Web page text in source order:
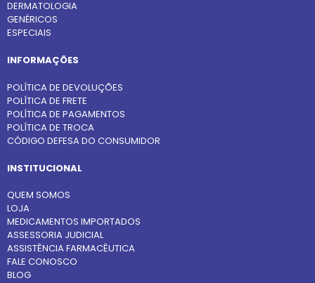
DERMATOLOGIA
GENÉRICOS
ESPECIAIS
INFORMAÇÕES
POLÍTICA DE DEVOLUÇÕES
POLÍTICA DE FRETE
POLÍTICA DE PAGAMENTOS
POLÍTICA DE TROCA
CÓDIGO DEFESA DO CONSUMIDOR
INSTITUCIONAL
QUEM SOMOS
LOJA
MEDICAMENTOS IMPORTADOS
ASSESSORIA JUDICIAL
ASSISTÊNCIA FARMACÊUTICA
FALE CONOSCO
BLOG